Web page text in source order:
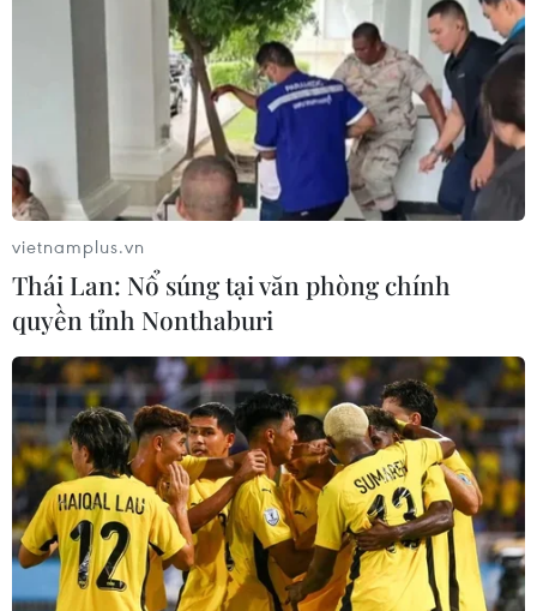
Bảng tổng sắp huy chương SEA Games 32:
Việt Nam cán mốc 50 HCV
10/05/2023 12:24
"Hoàng tử ếch" Phạm Thanh Bảo là người mang về tấm
huy chương Vàng thứ 50 cho Đoàn Việt Nam tại SEA
Games 32 sau khi về đích đầu tiên nội dung 200m bơi
ếch Nam.
vietnamplus.vn
Thái Lan: Nổ súng tại văn phòng chính
quyền tỉnh Nonthaburi